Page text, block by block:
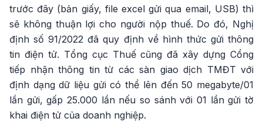
trước đây (bản giấy, file excel gửi qua email, USB) thì
sẽ không thuận lợi cho người nộp thuế. Do đó, Nghị
định số 91/2022 đã quy định về hình thức gửi thông
tin điện tử. Tổng cục Thuế cũng đã xây dựng Cổng
tiếp nhận thông tin từ các sàn giao dịch TMĐT với
định dạng dữ liệu gửi có thể lên đến 50 megabyte/01
lần gửi, gấp 25.000 lần nếu so sánh với 01 lần gửi tờ
khai điện tử của doanh nghiệp.